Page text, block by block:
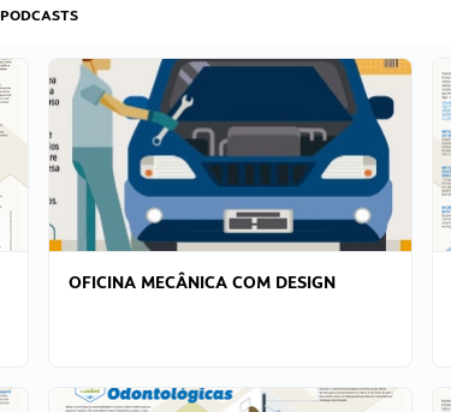
PODCASTS
OFICINA MECÂNICA COM DESIGN